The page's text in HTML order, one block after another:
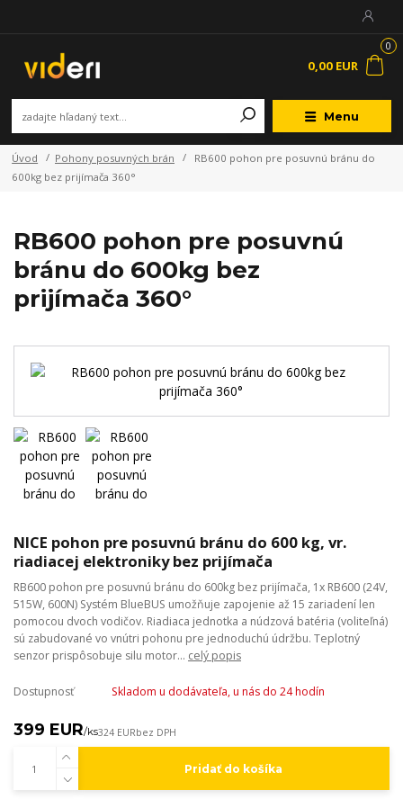
Menu
0
0,00 EUR
Úvod Pohony posuvných brán
RB600 pohon pre posuvnú bránu do
600kg bez prijímača 360°
RB600 pohon pre posuvnú
bránu do 600kg bez
prijímača 360°
NICE pohon pre posuvnú bránu do 600 kg, vr.
riadiacej elektroniky bez prijímača
RB600 pohon pre posuvnú bránu do 600kg bez prijímača, 1x RB600 (24V,
515W, 600N) Systém BlueBUS umožňuje zapojenie až 15 zariadení len
pomocou dvoch vodičov. Riadiaca jednotka a núdzová batéria (voliteľná)
sú zabudované vo vnútri pohonu pre jednoduchú údržbu. Teplotný
senzor prispôsobuje silu motor... celý popis
Dostupnosť Skladom u dodávateľa, u nás do 24 hodín
399 EUR/ks324 EURbez DPH
Pridať do košíka